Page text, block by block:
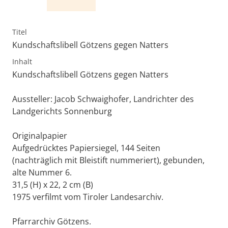
Titel
Kundschaftslibell Götzens gegen Natters
Inhalt
Kundschaftslibell Götzens gegen Natters
Aussteller: Jacob Schwaighofer, Landrichter des
Landgerichts Sonnenburg
Originalpapier
Aufgedrücktes Papiersiegel, 144 Seiten
(nachträglich mit Bleistift nummeriert), gebunden,
alte Nummer 6.
31,5 (H) x 22, 2 cm (B)
1975 verfilmt vom Tiroler Landesarchiv.
Pfarrarchiv Götzens.